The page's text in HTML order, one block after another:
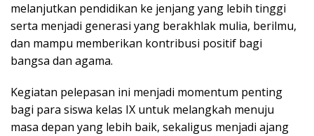
melanjutkan pendidikan ke jenjang yang lebih tinggi
serta menjadi generasi yang berakhlak mulia, berilmu,
dan mampu memberikan kontribusi positif bagi
bangsa dan agama.
Kegiatan pelepasan ini menjadi momentum penting
bagi para siswa kelas IX untuk melangkah menuju
masa depan yang lebih baik, sekaligus menjadi ajang